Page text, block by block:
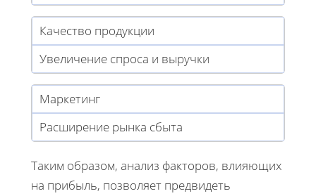
Качество продукции
Увеличение спроса и выручки
Маркетинг
Расширение рынка сбыта
Таким образом, анализ факторов, влияющих
на прибыль, позволяет предвидеть